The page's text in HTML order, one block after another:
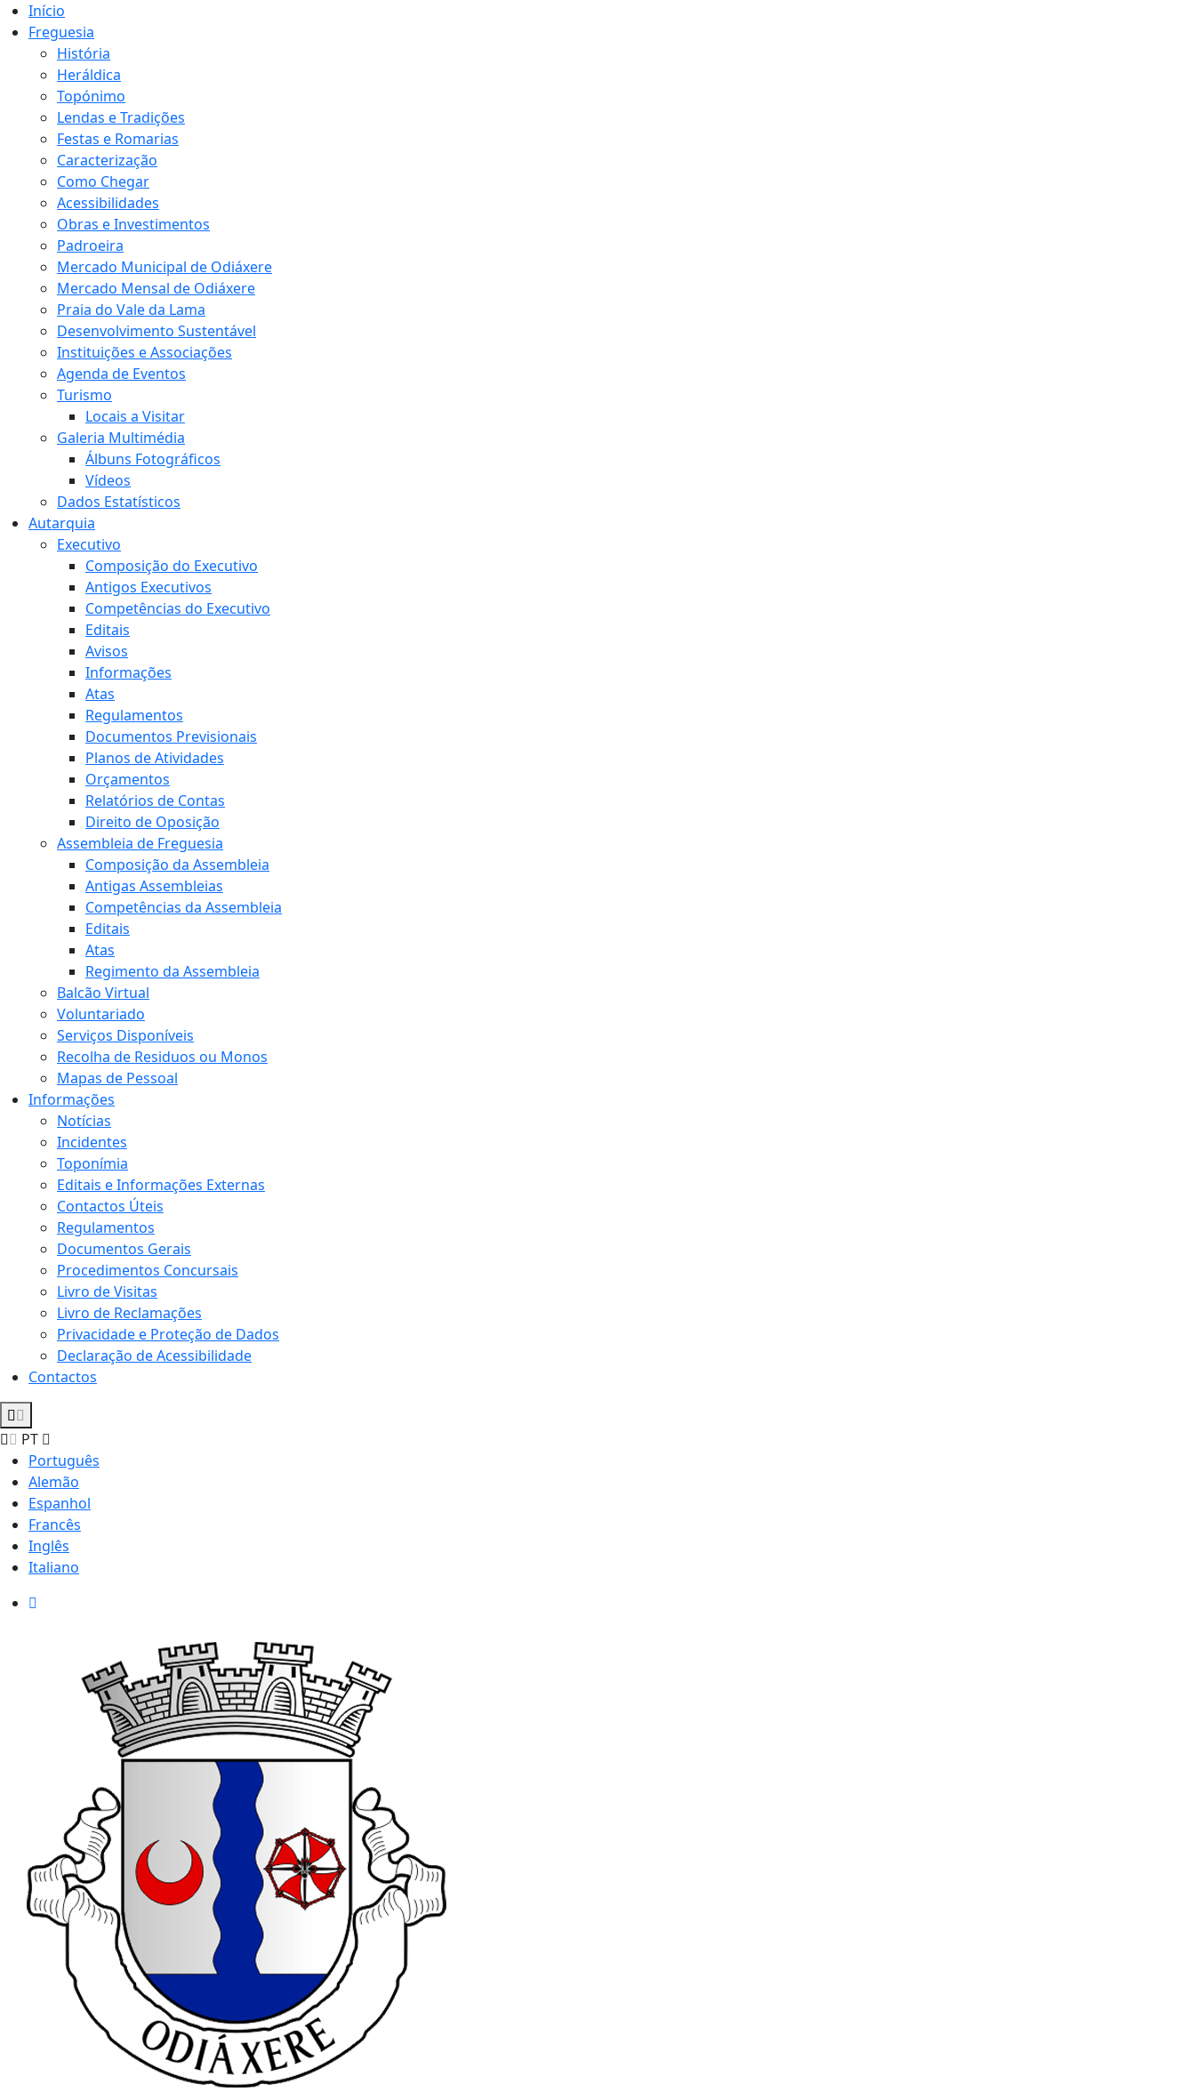
Início
Freguesia
História
Heráldica
Topónimo
Lendas e Tradições
Festas e Romarias
Caracterização
Como Chegar
Acessibilidades
Obras e Investimentos
Padroeira
Mercado Municipal de Odiáxere
Mercado Mensal de Odiáxere
Praia do Vale da Lama
Desenvolvimento Sustentável
Instituições e Associações
Agenda de Eventos
Turismo
Locais a Visitar
Galeria Multimédia
Álbuns Fotográficos
Vídeos
Dados Estatísticos
Autarquia
Executivo
Composição do Executivo
Antigos Executivos
Competências do Executivo
Editais
Avisos
Informações
Atas
Regulamentos
Documentos Previsionais
Planos de Atividades
Orçamentos
Relatórios de Contas
Direito de Oposição
Assembleia de Freguesia
Composição da Assembleia
Antigas Assembleias
Competências da Assembleia
Editais
Atas
Regimento da Assembleia
Balcão Virtual
Voluntariado
Serviços Disponíveis
Recolha de Residuos ou Monos
Mapas de Pessoal
Informações
Notícias
Incidentes
Toponímia
Editais e Informações Externas
Contactos Úteis
Regulamentos
Documentos Gerais
Procedimentos Concursais
Livro de Visitas
Livro de Reclamações
Privacidade e Proteção de Dados
Declaração de Acessibilidade
Contactos
PT
Português
Alemão
Espanhol
Francês
Inglês
Italiano